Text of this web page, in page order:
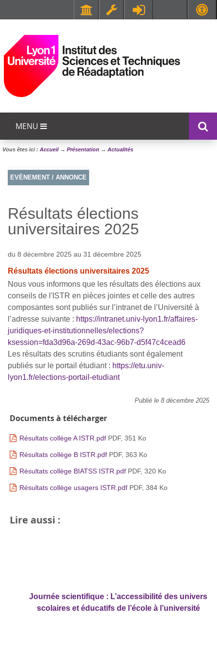
MENU
Vous êtes ici : Accueil→ Présentation → Actualités
EVÈNEMENT / ANNONCE
Résultats élections
universitaires 2025
du 8 décembre 2025 au 31 décembre 2025
Résultats élections universitaires 2025
Nous vous informons que les résultats des élections aux
conseils de l'ISTR en pièces jointes et celle des autres
composantes sont publiés sur l’intranet de l’Université à
l’adresse suivante : https://intranet.univ-lyon1.fr/affaires-
juridiques-et-institutionnelles/elections?
ksession=fda3d96a-269d-43ac-96b7-d5f47c4cead6
Les résultats des scrutins étudiants sont également
publiés sur le portail étudiant : https://etu.univ-
lyon1.fr/elections-portail-etudiant
Publié le 8 décembre 2025
Documents à télécharger
Résultats collège A ISTR.pdf PDF, 351 Ko
Résultats collège B ISTR.pdf PDF, 363 Ko
Résultats collège BIATSS ISTR.pdf PDF, 320 Ko
Résultats collège usagers ISTR.pdf PDF, 384 Ko
Lire aussi :
Journée scientifique : L’accessibilité des univers
scolaires et éducatifs de l’école à l’université